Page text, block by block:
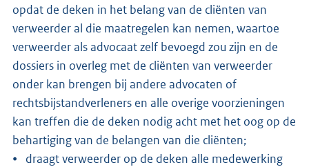
opdat de deken in het belang van de cliënten van
verweerder al die maatregelen kan nemen, waartoe
verweerder als advocaat zelf bevoegd zou zijn en de
dossiers in overleg met de cliënten van verweerder
onder kan brengen bij andere advocaten of
rechtsbijstandverleners en alle overige voorzieningen
kan treffen die de deken nodig acht met het oog op de
behartiging van de belangen van die cliënten;
⦁ draagt verweerder op de deken alle medewerking